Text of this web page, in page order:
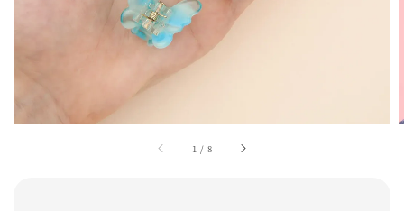
1 / 8